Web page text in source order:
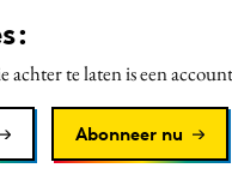
achter te laten is een
Abonneer nu